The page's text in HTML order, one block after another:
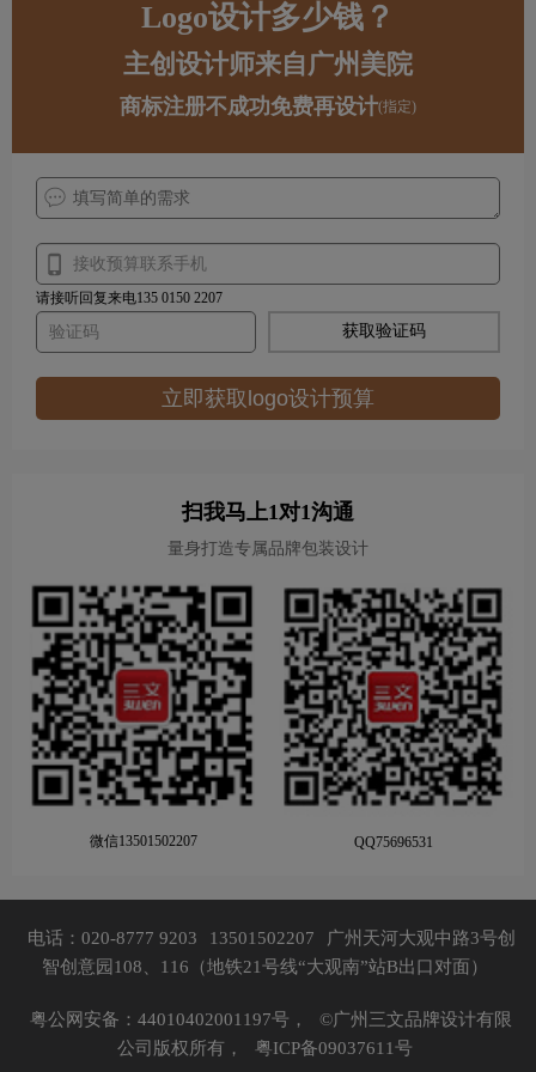
Logo设计多少钱？
主创设计师来自广州美院
商标注册不成功免费再设计(指定)
请接听回复来电135 0150 2207
获取验证码
立即获取logo设计预算
扫我马上1对1沟通
量身打造专属品牌包装设计
微信13501502207 QQ75696531
电话：020-8777 9203 13501502207
广州天河大观中路3号创
智创意园108、116（地铁21号线“大观南”站B出口对面）
粤公网安备：44010402001197号，
©广州三文品牌设计有限
公司版权所有，
粤ICP备09037611号